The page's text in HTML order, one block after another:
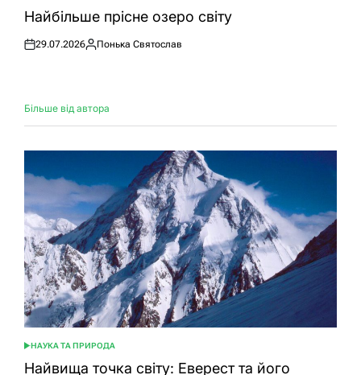
УНайбільше прісне озеро світу
Оприлюднено
29.07.2026
Опубліковано
Понька Святослав
Більше від автора
ОПУБЛІКУВАТИ
У
НАУКА ТА ПРИРОДА
Найвища точка світу: Еверест та його